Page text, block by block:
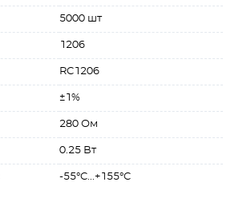
5000 шт
1206
RC1206
±1%
280 Ом
0.25 Вт
-55°C...+155°C